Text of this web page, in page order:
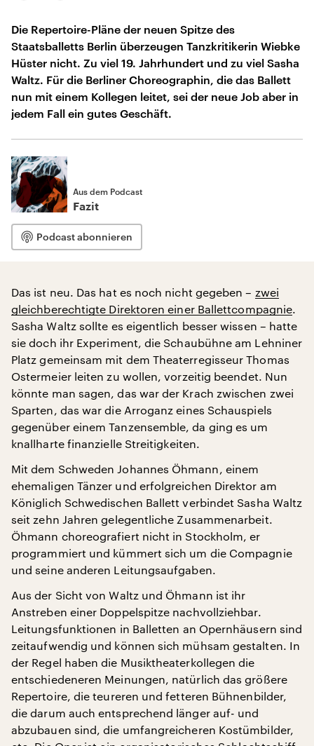
Die Repertoire-Pläne der neuen Spitze des
Staatsballetts Berlin überzeugen Tanzkritikerin Wiebke
Hüster nicht. Zu viel 19. Jahrhundert und zu viel Sasha
Waltz. Für die Berliner Choreographin, die das Ballett
nun mit einem Kollegen leitet, sei der neue Job aber in
jedem Fall ein gutes Geschäft.
Aus dem Podcast
Fazit
Podcast abonnieren
Das ist neu. Das hat es noch nicht gegeben – zwei
gleichberechtigte Direktoren einer Ballettcompagnie.
Sasha Waltz sollte es eigentlich besser wissen – hatte
sie doch ihr Experiment, die Schaubühne am Lehniner
Platz gemeinsam mit dem Theaterregisseur Thomas
Ostermeier leiten zu wollen, vorzeitig beendet. Nun
könnte man sagen, das war der Krach zwischen zwei
Sparten, das war die Arroganz eines Schauspiels
gegenüber einem Tanzensemble, da ging es um
knallharte finanzielle Streitigkeiten.
Mit dem Schweden Johannes Öhmann, einem
ehemaligen Tänzer und erfolgreichen Direktor am
Königlich Schwedischen Ballett verbindet Sasha Waltz
seit zehn Jahren gelegentliche Zusammenarbeit.
Öhmann choreografiert nicht in Stockholm, er
programmiert und kümmert sich um die Compagnie
und seine anderen Leitungsaufgaben.
Aus der Sicht von Waltz und Öhmann ist ihr
Anstreben einer Doppelspitze nachvollziehbar.
Leitungsfunktionen in Balletten an Opernhäusern sind
zeitaufwendig und können sich mühsam gestalten. In
der Regel haben die Musiktheaterkollegen die
entschiedeneren Meinungen, natürlich das größere
Repertoire, die teureren und fetteren Bühnenbilder,
die darum auch entsprechend länger auf- und
abzubauen sind, die umfangreicheren Kostümbilder,